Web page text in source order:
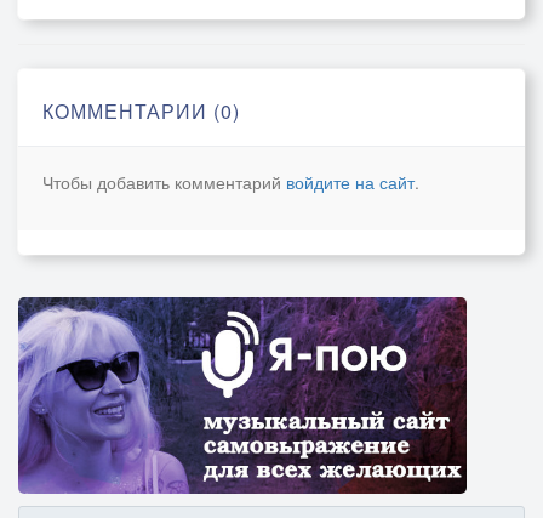
КОММЕНТАРИИ (0)
Чтобы добавить комментарий войдите на сайт.